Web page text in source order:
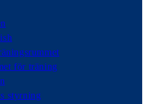
för träning
styrning